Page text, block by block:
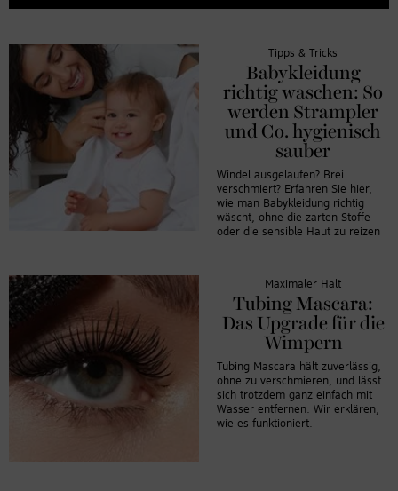
Tipps & Tricks
Babykleidung
richtig waschen: So
werden Strampler
und Co. hygienisch
sauber
Windel ausgelaufen? Brei
verschmiert? Erfahren Sie hier,
wie man Babykleidung richtig
wäscht, ohne die zarten Stoffe
oder die sensible Haut zu reizen
Maximaler Halt
Tubing Mascara:
Das Upgrade für die
Wimpern
Tubing Mascara hält zuverlässig,
ohne zu verschmieren, und lässt
sich trotzdem ganz einfach mit
Wasser entfernen. Wir erklären,
wie es funktioniert.